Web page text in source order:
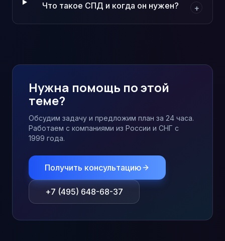
Что такое СПД и когда он нужен? +
Нужна помощь по этой
теме?
Обсудим задачу и предложим план за 24 часа.
Работаем с компаниями из России и СНГ с
1999 года.
Получить консультацию
+7 (495) 648-68-37